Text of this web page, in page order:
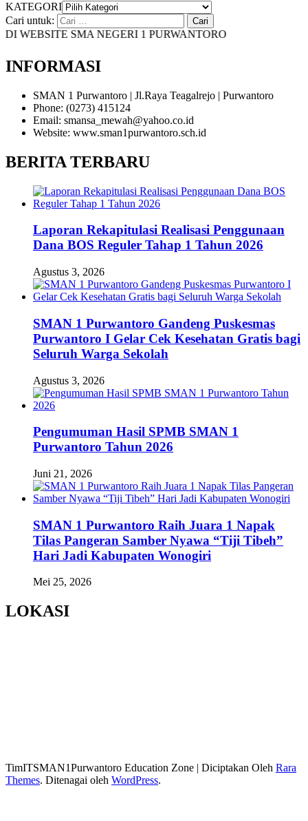
KATEGORI
Cari untuk:
SMA NEGERI 1 PURWANTORO
INFORMASI
SMAN 1 Purwantoro | Jl.Raya Teagalrejo | Purwantoro
Phone: (0273) 415124
Email: smansa_mewah@yahoo.co.id
Website: www.sman1purwantoro.sch.id
BERITA TERBARU
Laporan Rekapitulasi Realisasi Penggunaan
Dana BOS Reguler Tahap 1 Tahun 2026
Agustus 3, 2026
SMAN 1 Purwantoro Gandeng Puskesmas
Purwantoro I Gelar Cek Kesehatan Gratis bagi
Seluruh Warga Sekolah
Agustus 3, 2026
Pengumuman Hasil SPMB SMAN 1
Purwantoro Tahun 2026
Juni 21, 2026
SMAN 1 Purwantoro Raih Juara 1 Napak
Tilas Pangeran Samber Nyawa “Tiji Tibeh”
Hari Jadi Kabupaten Wonogiri
Mei 25, 2026
LOKASI
TimITSMAN1Purwantoro Education Zone | Diciptakan Oleh Rara
Themes. Ditenagai oleh WordPress.